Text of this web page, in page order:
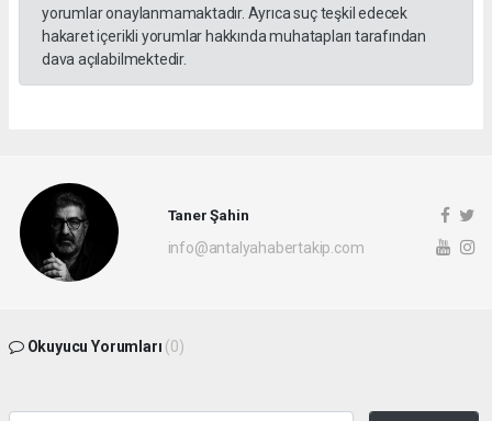
yorumlar onaylanmamaktadır. Ayrıca suç teşkil edecek
hakaret içerikli yorumlar hakkında muhatapları tarafından
dava açılabilmektedir.
Taner Şahin
info@antalyahabertakip.com
Okuyucu Yorumları (0)